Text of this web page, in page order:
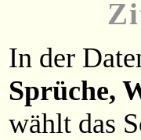
In der
Sprüche,
wählt das